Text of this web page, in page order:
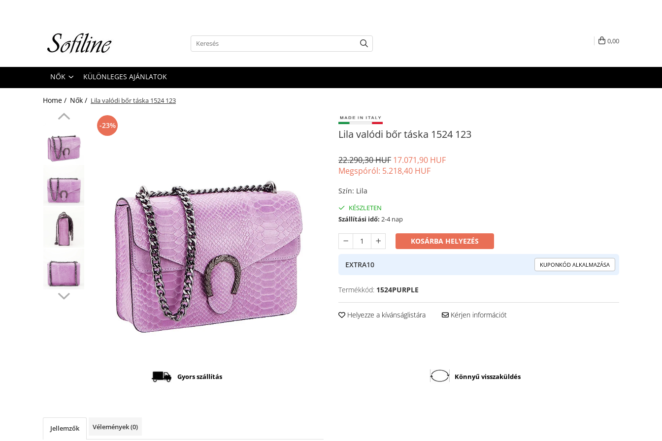
Táskák és retikülök
0,00
NŐK KÜLÖNLEGES AJÁNLATOK
Home / Nők / Lila valódi bőr táska 1524 123
Lila valódi bőr táska 1524 123
-23%
Facebook
22.290,30 HUF 17.071,90 HUF
Megspóról: 5.218,40 HUF
Szín: Lila
KÉSZLETEN
Szállítási idő: 2-4 nap
KOSÁRBA HELYEZÉS
EXTRA10 KUPONKÓD ALKALMAZÁSA
Termékkód: 1524PURPLE
Helyezze a kívánságlistára Kérjen információt
Gyors szállítás Könnyű visszaküldés
Jellemzők Vélemények(0)